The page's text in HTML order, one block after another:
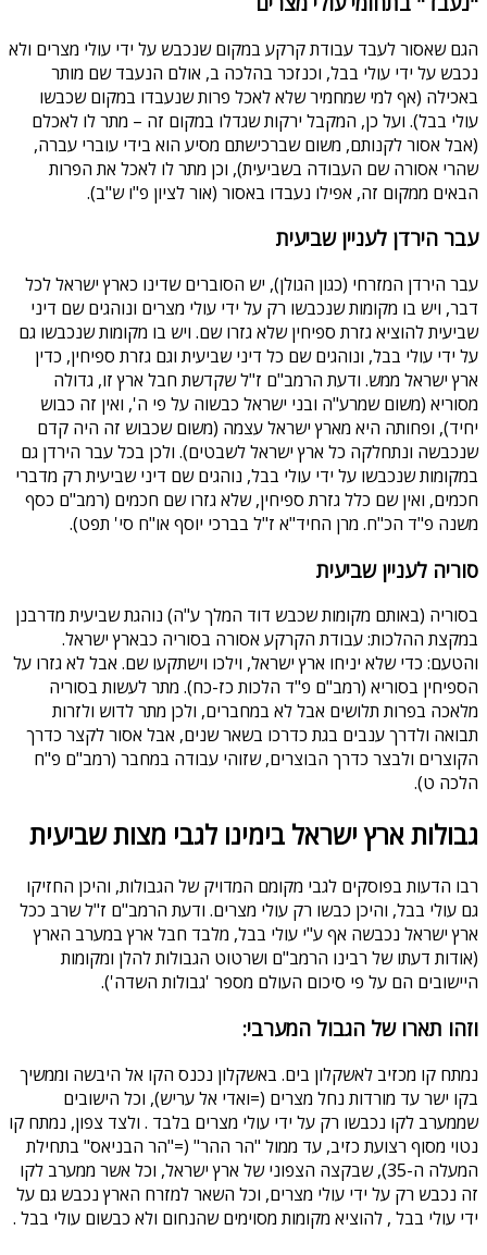
הגם שאסור לעבד עבודת קרקע במקום שנכבש על ידי עולי מצרים ולא
נכבש על ידי עולי בבל, וכנזכר בהלכה ב, אולם הנעבד שם מותר
באכילה (אף למי שמחמיר שלא לאכל פרות שנעבדו במקום שכבשו
עולי בבל). ועל כן, המקבל ירקות שגדלו במקום זה – מתר לו לאכלם
(אבל אסור לקנותם, משום שברכישתם מסיע הוא בידי עוברי עברה,
שהרי אסורה שם העבודה בשביעית), וכן מתר לו לאכל את הפרות
הבאים ממקום זה, אפילו נעבדו באסור (אור לציון פ"ו ש"ב).
עבר הירדן לעניין שביעית
עבר הירדן המזרחי (כגון הגולן), יש הסוברים שדינו כארץ ישראל לכל
דבר, ויש בו מקומות שנכבשו רק על ידי עולי מצרים ונוהגים שם דיני
שביעית להוציא גזרת ספיחין שלא גזרו שם. ויש בו מקומות שנכבשו גם
על ידי עולי בבל, ונוהגים שם כל דיני שביעית וגם גזרת ספיחין, כדין
ארץ ישראל ממש. ודעת הרמב"ם ז"ל שקדשת חבל ארץ זו, גדולה
מסוריא (משום שמרע"ה ובני ישראל כבשוה על פי ה', ואין זה כבוש
יחיד), ופחותה היא מארץ ישראל עצמה (משום שכבוש זה היה קדם
שנכבשה ונתחלקה כל ארץ ישראל לשבטים). ולכן בכל עבר הירדן גם
במקומות שנכבשו על ידי עולי בבל, נוהגים שם דיני שביעית רק מדברי
חכמים, ואין שם כלל גזרת ספיחין, שלא גזרו שם חכמים (רמב"ם כסף
משנה פ"ד הכ"ח. מרן החיד"א ז"ל בברכי יוסף או"ח סי' תפט).
סוריה לעניין שביעית
בסוריה (באותם מקומות שכבש דוד המלך ע"ה) נוהגת שביעית מדרבנן
במקצת ההלכות: עבודת הקרקע אסורה בסוריה כבארץ ישראל.
והטעם: כדי שלא יניחו ארץ ישראל, וילכו וישתקעו שם. אבל לא גזרו על
הספיחין בסוריא (רמב"ם פ"ד הלכות כז-כח). מתר לעשות בסוריה
מלאכה בפרות תלושים אבל לא במחברים, ולכן מתר לדוש ולזרות
תבואה ולדרך ענבים בגת כדרכו בשאר שנים, אבל אסור לקצר כדרך
הקוצרים ולבצר כדרך הבוצרים, שזוהי עבודה במחבר (רמב"ם פ"ח
הלכה ט).
גבולות ארץ ישראל בימינו לגבי מצות שביעית
רבו הדעות בפוסקים לגבי מקומם המדויק של הגבולות, והיכן החזיקו
גם עולי בבל, והיכן כבשו רק עולי מצרים. ודעת הרמב"ם ז"ל שרב ככל
ארץ ישראל נכבשה אף ע"י עולי בבל, מלבד חבל ארץ במערב הארץ
(אודות דעתו של רבינו הרמב"ם ושרטוט הגבולות להלן ומקומות
היישובים הם על פי סיכום העולם מספר 'גבולות השדה').
וזהו תארו של הגבול המערבי:
נמתח קו מכזיב לאשקלון בים. באשקלון נכנס הקו אל היבשה וממשיך
בקו ישר עד מורדות נחל מצרים (=ואדי אל עריש), וכל הישובים
שממערב לקו נכבשו רק על ידי עולי מצרים בלבד . ולצד צפון, נמתח קו
נטוי מסוף רצועת כזיב, עד ממול "הר ההר" (="הר הבניאס" בתחילת
המעלה ה-35), שבקצה הצפוני של ארץ ישראל, וכל אשר ממערב לקו
זה נכבש רק על ידי עולי מצרים, וכל השאר למזרח הארץ נכבש גם על
ידי עולי בבל , להוציא מקומות מסוימים שהנחום ולא כבשום עולי בבל .